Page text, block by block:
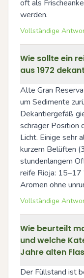
oft als
werden.
Vollständige
Wie sollte ein
aus 1972
Alte Gran
um Sedimente
Dekantiergefäß
schräger Position
Licht. Einige sehr
kurzem Belüften
stundenlangem
reife Rioja: 15–17
Aromen ohne
Vollständige
Wie beurteilt
und welche
Jahre alten
Der Füllstand ist